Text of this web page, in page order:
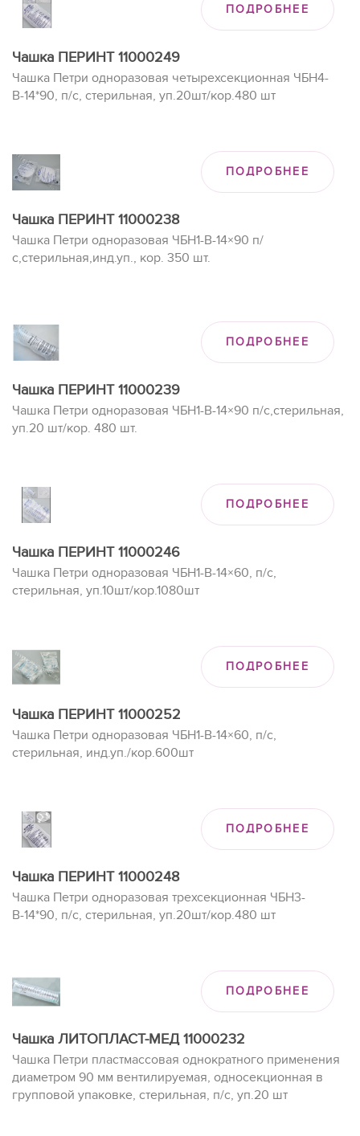
ПОДРОБНЕЕ
Чашка ПЕРИНТ 11000249
Чашка Петри одноразовая четырехсекционная ЧБН4-
В-14*90, п/с, стерильная, уп.20шт/кор.480 шт
ПОДРОБНЕЕ
Чашка ПЕРИНТ 11000238
Чашка Петри одноразовая ЧБН1-В-14×90 п/
с,стерильная,инд.уп., кор. 350 шт.
ПОДРОБНЕЕ
Чашка ПЕРИНТ 11000239
Чашка Петри одноразовая ЧБН1-В-14×90 п/с,стерильная,
уп.20 шт/кор. 480 шт.
ПОДРОБНЕЕ
Чашка ПЕРИНТ 11000246
Чашка Петри одноразовая ЧБН1-В-14×60, п/с,
стерильная, уп.10шт/кор.1080шт
ПОДРОБНЕЕ
Чашка ПЕРИНТ 11000252
Чашка Петри одноразовая ЧБН1-В-14×60, п/с,
стерильная, инд.уп./кор.600шт
ПОДРОБНЕЕ
Чашка ПЕРИНТ 11000248
Чашка Петри одноразовая трехсекционная ЧБН3-
В-14*90, п/с, стерильная, уп.20шт/кор.480 шт
ПОДРОБНЕЕ
Чашка ЛИТОПЛАСТ-МЕД 11000232
Чашка Петри пластмассовая однократного применения
диаметром 90 мм вентилируемая, односекционная в
групповой упаковке, стерильная, п/с, уп.20 шт